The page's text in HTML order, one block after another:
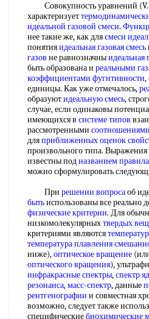
Совокупность уравнений (V.
характеризует
идеальной газовой смеси.
нее такие же, как длясмеси
понятияидеальная газовая смесь
газов не равнозначныидеальная
быть образована и реальными
коэффициентами фугитивности,
единицы. Как уже отмечалось,
образуютидеальную смесь,
случае, если одинаковы
имеющихся в системе типов
рассмотренными
дляприближенных оценок
произвольного типа. Выражения
известны подназванием правила
можно сформулировать
При решении вопросаоб
бытьиспользованы все реально
физические критерии. Для
низкомолекулярныхтвердых
критериями являются
температура плавления
ниже),оптическое вращение
оптического вращения),
инфракрасные спектры,спектр
резонанса,масс-спектр, данные
рентгенографии и совместная
возможно, следует также
специфическиебиохимические